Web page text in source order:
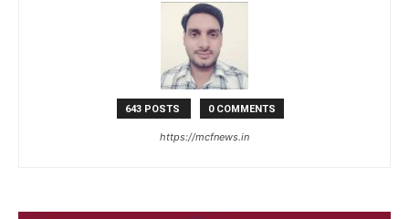
643 POSTS 0 COMMENTS
https://mcfnews.in